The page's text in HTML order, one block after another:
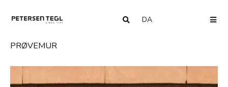
DA
PRØVEMUR